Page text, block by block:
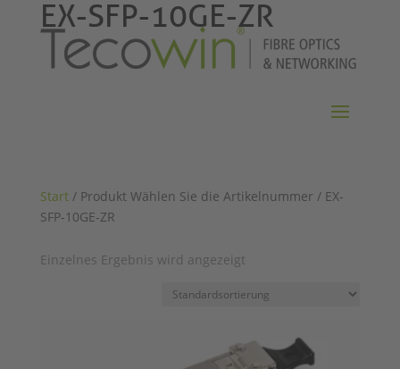
Start/ Produkt Wählen Sie die Artikelnummer / EX-
SFP-10GE-ZR
EX-SFP-10GE-ZR
Einzelnes Ergebnis wird angezeigt